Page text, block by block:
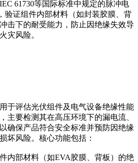
61730等国际标准中规定的脉冲电
验证组件内部材料（如封装胶膜、背
击下的耐受能力，防止因绝缘失效导
灾风险。
于评估光伏组件及电气设备绝缘性能
主要检测其在高压环境下的漏电流、
确保产品符合安全标准并预防因绝缘
坏风险。核心功能包括：
内部材料（如EVA胶膜、背板）的绝